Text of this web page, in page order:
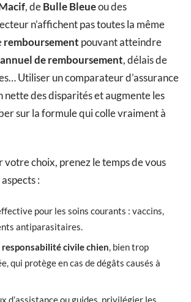
, deBulle Bleueou des
n’affichent pas toutes la même
remboursement pouvant atteindre
de remboursement, délais de
Utiliser un comparateur d’assurance
nette des disparités et augmente les
sur la formule qui colle vraiment à
choix, prenez le temps de vous
:
pour les soins courants : vaccins,
antiparasitaires.
responsabilité civile chien, bien trop
qui protège en cas de dégâts causés à
d’assistance ou guides, privilégier les